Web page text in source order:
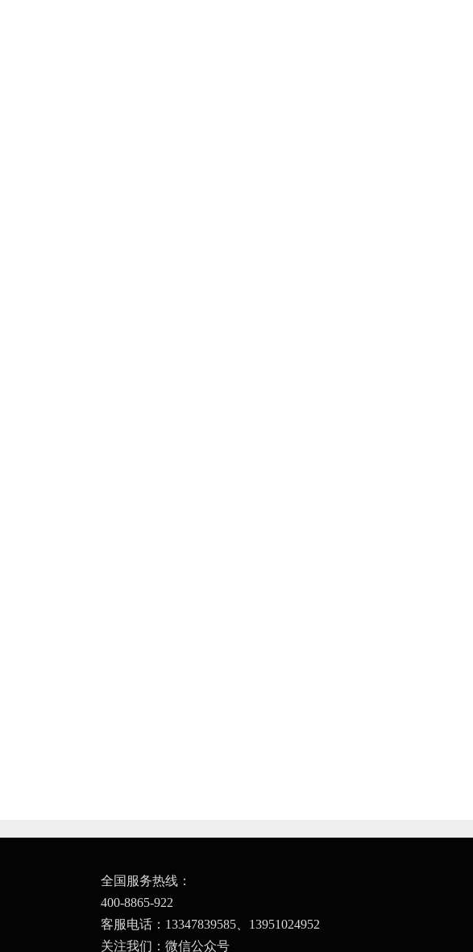
全国服务热线：
400-8865-922
客服电话：13347839585、 13951024952
关注我们：微信公众号